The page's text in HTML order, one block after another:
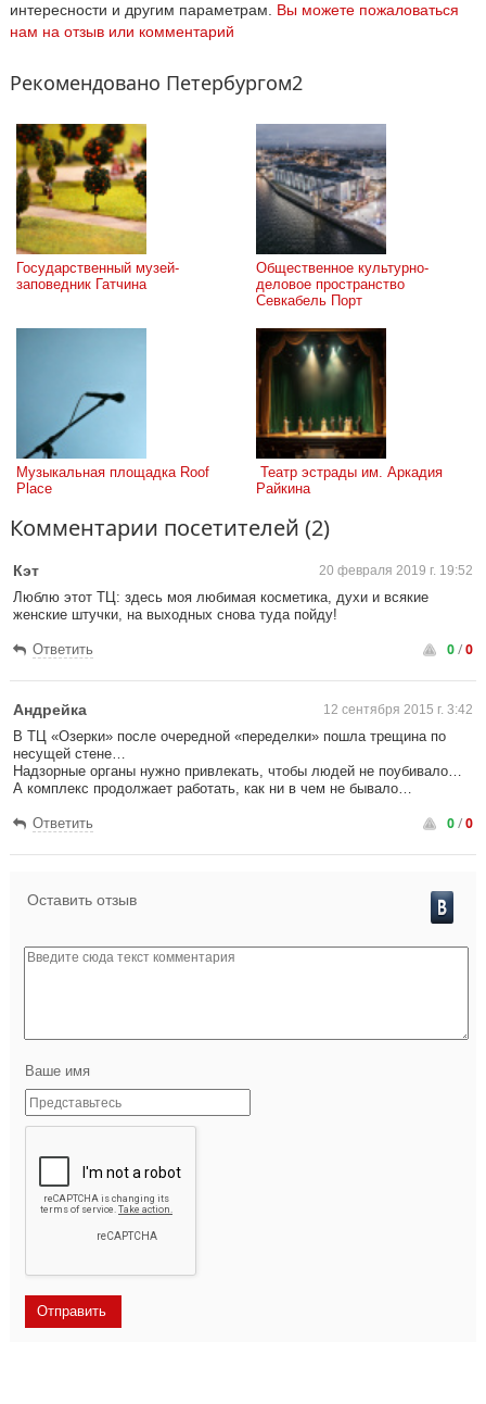
интересности и другим параметрам. Вы можете пожаловаться
нам на отзыв или комментарий
Рекомендовано Петербургом2
Государственный музей-
заповедник Гатчина
Общественное культурно-
деловое пространство
Севкабель Порт
Музыкальная площадка Roof
Place
Райкина
Комментарии посетителей (2)
Кэт 20 февраля 2019 г. 19:52
Люблю этот ТЦ: здесь моя любимая косметика, духи и всякие
женские штучки, на выходных снова туда пойду!
Ответить 0/0
Андрейка 12 сентября 2015 г. 3:42
В ТЦ «Озерки» после очередной «переделки» пошла трещина по
несущей стене…
Надзорные органы нужно привлекать, чтобы людей не поубивало…
А комплекс продолжает работать, как ни в чем не бывало…
Ответить 0/0
Оставить отзыв
Ваше имя